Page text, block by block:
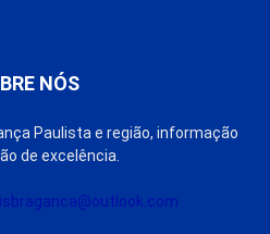
NÓS
Paulista e região, informação
de excelência.